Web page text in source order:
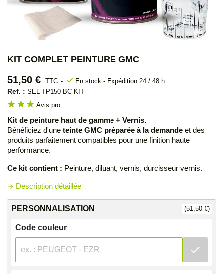
KIT COMPLET PEINTURE GMC
51,50 € TTC check En stock - Expédition 24 / 48 h
Ref. : SEL-TP150-BC-KIT
star star star Avis pro
Kit de peinture haut de gamme + Vernis.
Bénéficiez d'une teinte GMC préparée à la demande et des
produits parfaitement compatibles pour une finition haute
performance.
Ce kit contient : Peinture, diluant, vernis, durcisseur vernis.
arrow_forward Description détaillée
PERSONNALISATION (51,50 €)
Code couleur
check